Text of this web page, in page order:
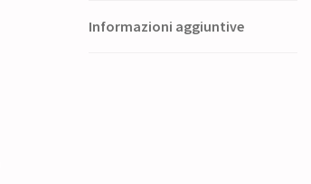
Informazioni aggiuntive